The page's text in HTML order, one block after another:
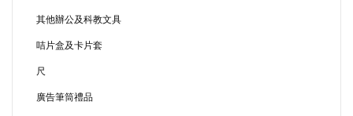
其他辦公及科教文具
咭片盒及卡片套
尺
廣告筆筒禮品